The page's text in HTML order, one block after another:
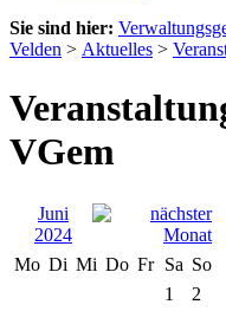
Sie sind hier:
Velden > Aktuelles >
VGem
Juni
2024
Mo Di Mi Do Fr Sa So
1
2